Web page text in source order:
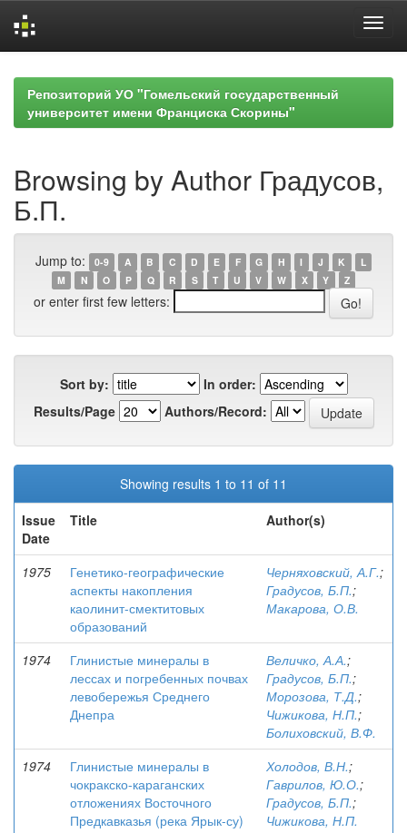
navigationРепозиторий УО "Гомельский государственный
университет имени Франциска Скорины"
Browsing by Author Градусов,
Б.П.
Jump to: 0-9 A B C D E F G H I J K
L
M
N O P Q R S T U V W X Y Z
or enter first few letters:
Sort by:
In order:
Results/Page
Authors/Record:
Showing results 1 to 11 of 11
Issue
Date
Title Author(s)
1975
Генетико-географические
аспекты накопления
каолинит-смектитовых
образований
Черняховский, А.Г.;
Градусов, Б.П.;
Макарова, О.В.
1974
Глинистые минералы в
лессах и погребенных почвах
левобережья Среднего
Днепра
Величко, А.А.;
Градусов, Б.П.;
Морозова, Т.Д.;
Чижикова, Н.П.;
Болиховский, В.Ф.
1974
Глинистые минералы в
чокракско-караганских
отложениях Восточного
Предкавказья (река Ярык-су)
Холодов, В.Н.;
Гаврилов, Ю.О.;
Градусов, Б.П.;
Чижикова, Н.П.